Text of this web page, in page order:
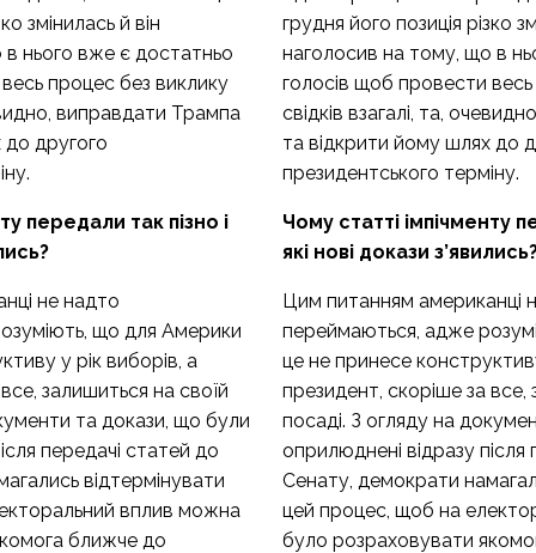
змінилась й він
нього вже є достатньо
процес без виклику
виправдати Трампа
другого
передали так пізно і
не надто
що для Америки
у рік виборів, а
залишиться на своїй
та докази, що були
передачі статей до
відтермінувати
вплив можна
ближче до
грудня його позиція різко
наголосив на тому, що в
голосів щоб провести
свідків взагалі, та,
та відкрити йому шлях до
президентського терміну.
Чому статті імпічменту
які нові докази
Цим питанням американці
переймаються, адже
це не принесе
президент, скоріше за все,
посаді. З огляду на
оприлюднені відразу
Сенату, демократи
цей процес, щоб на
було розраховувати